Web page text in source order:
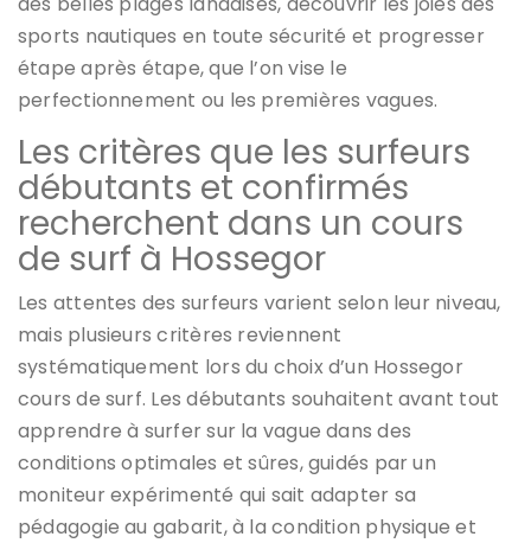
sports nautiques en toute sécurité et progresser
étape après étape, que l’on vise le
perfectionnement ou les premières vagues.
Les critères que les surfeurs
débutants et confirmés
recherchent dans un cours
de surf à Hossegor
Les attentes des surfeurs varient selon leur niveau,
mais plusieurs critères reviennent
systématiquement lors du choix d’un Hossegor
cours de surf. Les débutants souhaitent avant tout
apprendre à surfer sur la vague dans des
conditions optimales et sûres, guidés par un
moniteur expérimenté qui sait adapter sa
pédagogie au gabarit, à la condition physique et